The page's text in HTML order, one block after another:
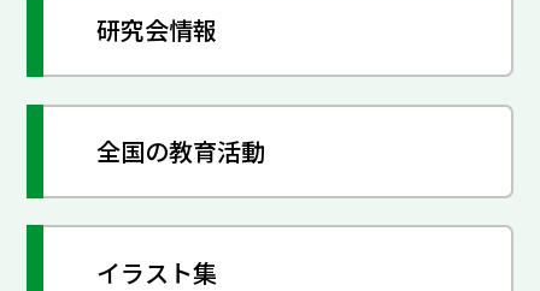
研究会情報
全国の教育活動
イラスト集